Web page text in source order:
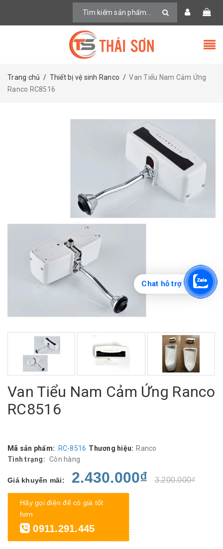
Trang chủ / Thiết bị vệ sinh Ranco / Van Tiểu Nam Cảm Ứng
Ranco RC8516
Van Tiểu Nam Cảm Ứng Ranco
RC8516
Mã sản phẩm: RC-8516 Thương hiệu: Ranco
Tình trạng: Còn hàng
Giá khuyến mãi: 2.430.000₫ 3.200.000₫
Hãy gọi điện để có giá tốt
hơn
0911.291.445
Chat hỗ trợ